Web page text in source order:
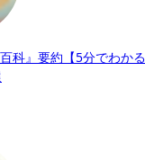
百科』要約【5分でわか